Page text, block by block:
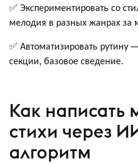
✅ Экспериментировать со
мелодия в разных жанрах за
✅ Автоматизировать рутину
секции, базовое сведение.
Как написать
стихи через
алгоритм